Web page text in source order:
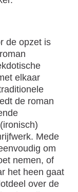
de opzet is
elkaar
de roman
Mede
om
nemen, of
het heen gaat
over de